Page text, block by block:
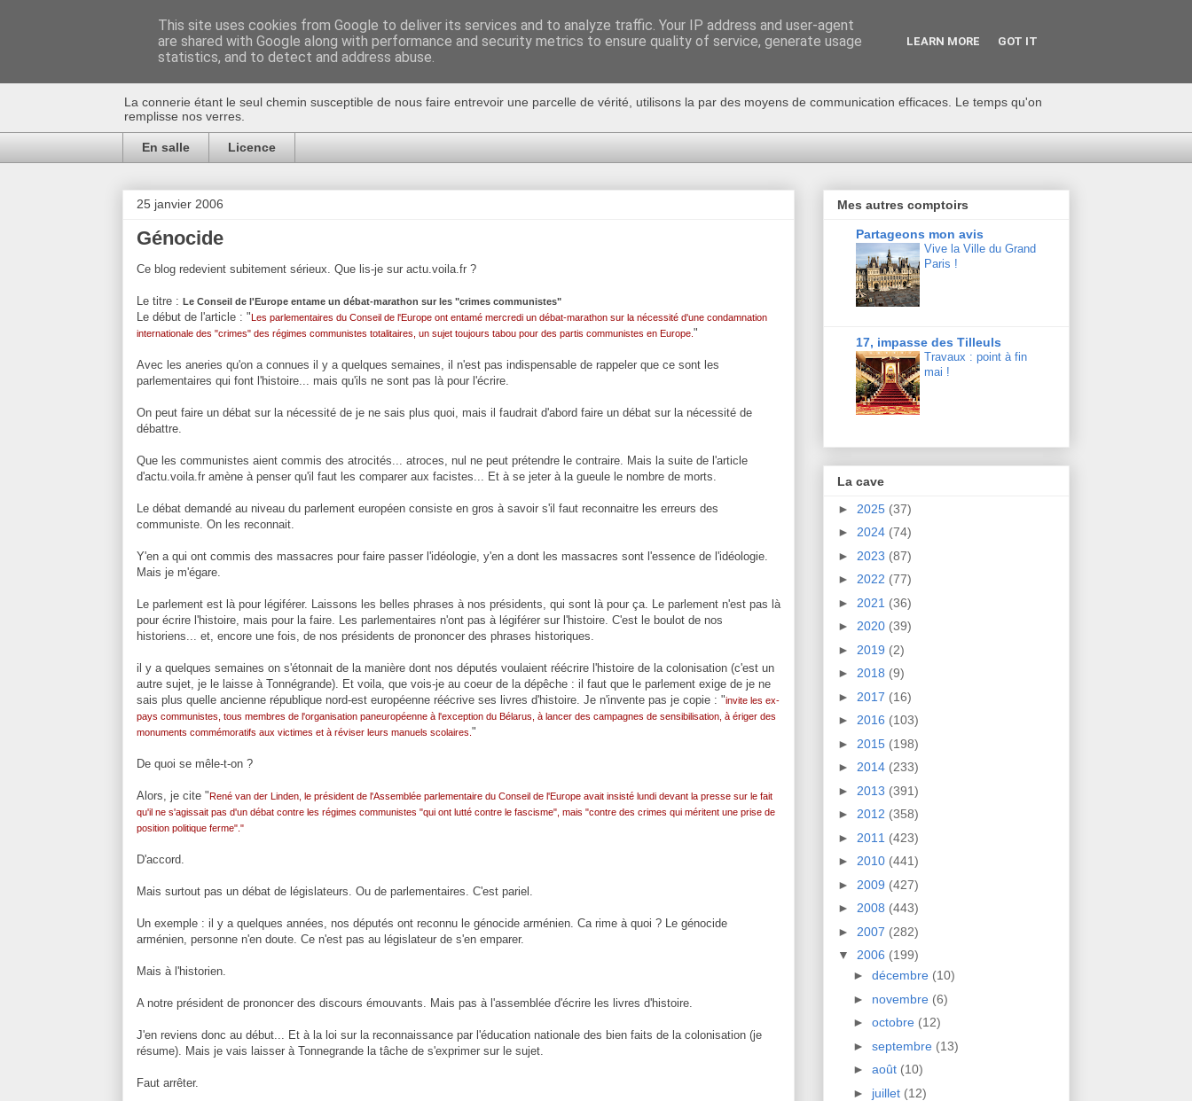
Au bistro !
La connerie étant le seul chemin susceptible de nous faire entrevoir une parcelle de vérité, utilisons la par des moyens de communication efficaces. Le temps qu'on
remplisse nos verres.
En salle Licence
25 janvier 2006
Génocide
Ce blog redevient subitement sérieux. Que lis-je sur actu.voila.fr ?
Le titre : Le Conseil de l'Europe entame un débat-marathon sur les "crimes communistes"
Le début de l'article : "Les parlementaires du Conseil de l'Europe ont entamé mercredi un débat-marathon sur la nécessité d'une condamnation
internationale des "crimes" des régimes communistes totalitaires, un sujet toujours tabou pour des partis communistes en Europe. "
Avec les aneries qu'on a connues il y a quelques semaines, il n'est pas indispensable de rappeler que ce sont les
parlementaires qui font l'histoire... mais qu'ils ne sont pas là pour l'écrire.
On peut faire un débat sur la nécessité de je ne sais plus quoi, mais il faudrait d'abord faire un débat sur la nécessité de
débattre.
Que les communistes aient commis des atrocités... atroces, nul ne peut prétendre le contraire. Mais la suite de l'article
d'actu.voila.fr amène à penser qu'il faut les comparer aux facistes... Et à se jeter à la gueule le nombre de morts.
Le débat demandé au niveau du parlement européen consiste en gros à savoir s'il faut reconnaitre les erreurs des
communiste. On les reconnait.
Y'en a qui ont commis des massacres pour faire passer l'idéologie, y'en a dont les massacres sont l'essence de l'idéologie.
Mais je m'égare.
Le parlement est là pour légiférer. Laissons les belles phrases à nos présidents, qui sont là pour ça. Le parlement n'est pas là
pour écrire l'histoire, mais pour la faire. Les parlementaires n'ont pas à légiférer sur l'histoire. C'est le boulot de nos
historiens... et, encore une fois, de nos présidents de prononcer des phrases historiques.
il y a quelques semaines on s'étonnait de la manière dont nos députés voulaient réécrire l'histoire de la colonisation (c'est un
autre sujet, je le laisse à Tonnégrande). Et voila, que vois-je au coeur de la dépêche : il faut que le parlement exige de je ne
sais plus quelle ancienne république nord-est européenne réécrive ses livres d'histoire. Je n'invente pas je copie : "invite les ex-
pays communistes, tous membres de l'organisation paneuropéenne à l'exception du Bélarus, à lancer des campagnes de sensibilisation, à ériger des
monuments commémoratifs aux victimes et à réviser leurs manuels scolaires. "
De quoi se mêle-t-on ?
Alors, je cite "René van der Linden, le président de l'Assemblée parlementaire du Conseil de l'Europe avait insisté lundi devant la presse sur le fait
qu'il ne s'agissait pas d'un débat contre les régimes communistes "qui ont lutté contre le fascisme", mais "contre des crimes qui méritent une prise de
position politique ferme"."
D'accord.
Mais surtout pas un débat de législateurs. Ou de parlementaires. C'est pariel.
Un exemple : il y a quelques années, nos députés ont reconnu le génocide arménien. Ca rime à quoi ? Le génocide
arménien, personne n'en doute. Ce n'est pas au législateur de s'en emparer.
Mais à l'historien.
A notre président de prononcer des discours émouvants. Mais pas à l'assemblée d'écrire les livres d'histoire.
J'en reviens donc au début... Et à la loi sur la reconnaissance par l'éducation nationale des bien faits de la colonisation (je
résume). Mais je vais laisser à Tonnegrande la tâche de s'exprimer sur le sujet.
Faut arrêter.
Mes autres comptoirs
Partageons mon avis
Vive la Ville du Grand
Paris !
17, impasse des Tilleuls
Travaux : point à fin
mai !
La cave
► 2025 (37)
► 2024 (74)
► 2023 (87)
► 2022 (77)
► 2021 (36)
► 2020 (39)
► 2019 (2)
► 2018 (9)
► 2017 (16)
► 2016 (103)
► 2015 (198)
► 2014 (233)
► 2013 (391)
► 2012 (358)
► 2011 (423)
► 2010 (441)
► 2009 (427)
► 2008 (443)
► 2007 (282)
▼ 2006 (199)
► décembre (10)
► novembre (6)
► octobre (12)
► septembre (13)
► août (10)
► juillet (12)
This site uses cookies from Google to deliver its services and to analyze traffic. Your IP address and user-agent
are shared with Google along with performance and security metrics to ensure quality of service, generate usage
statistics, and to detect and address abuse.
LEARN MORE GOT IT